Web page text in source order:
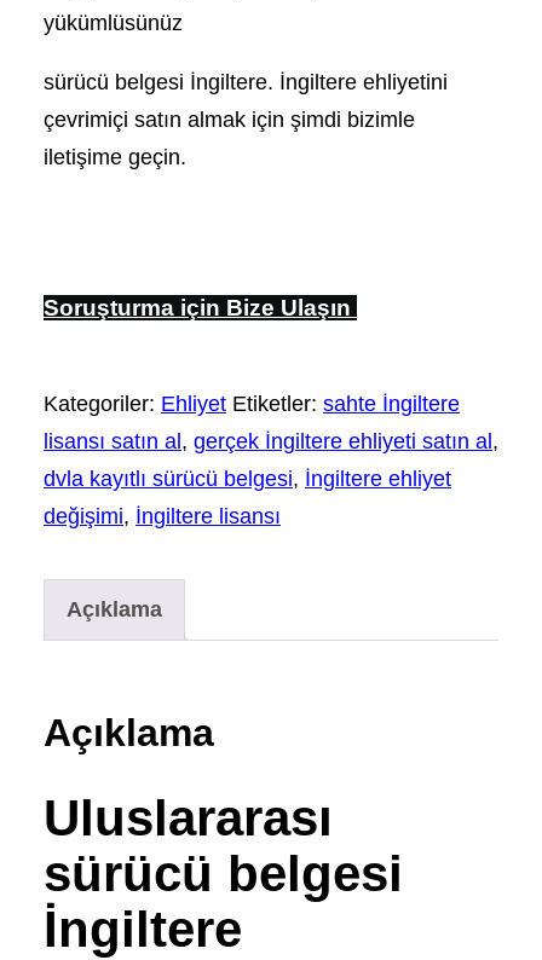
yükümlüsünüz
sürücü belgesi İngiltere. İngiltere ehliyetini
çevrimiçi satın almak için şimdi bizimle
iletişime geçin.
Soruşturma için Bize Ulaşın
Kategoriler: Ehliyet Etiketler: sahte İngiltere
lisansı satın al , gerçek İngiltere ehliyeti satın al ,
dvla kayıtlı sürücü belgesi, İngiltere ehliyet
değişimi, İngiltere lisansı
Açıklama
Açıklama
Uluslararası
sürücü belgesi
İngiltere